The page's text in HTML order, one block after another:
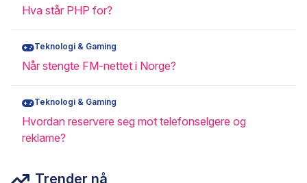
Hva står PHP for?
Teknologi & Gaming
Når stengte FM-nettet i Norge?
Teknologi & Gaming
Hvordan reservere seg mot telefonselgere og
reklame?
Trender nå